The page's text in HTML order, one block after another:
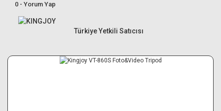
0 - Yorum Yap
Türkiye Yetkili Satıcısı